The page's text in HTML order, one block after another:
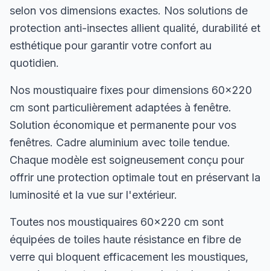
selon vos dimensions exactes. Nos solutions de
protection anti-insectes allient qualité, durabilité et
esthétique pour garantir votre confort au
quotidien.
Nos moustiquaire fixes pour dimensions 60×220
cm sont particulièrement adaptées à fenêtre.
Solution économique et permanente pour vos
fenêtres. Cadre aluminium avec toile tendue.
Chaque modèle est soigneusement conçu pour
offrir une protection optimale tout en préservant la
luminosité et la vue sur l'extérieur.
Toutes nos moustiquaires 60×220 cm sont
équipées de toiles haute résistance en fibre de
verre qui bloquent efficacement les moustiques,